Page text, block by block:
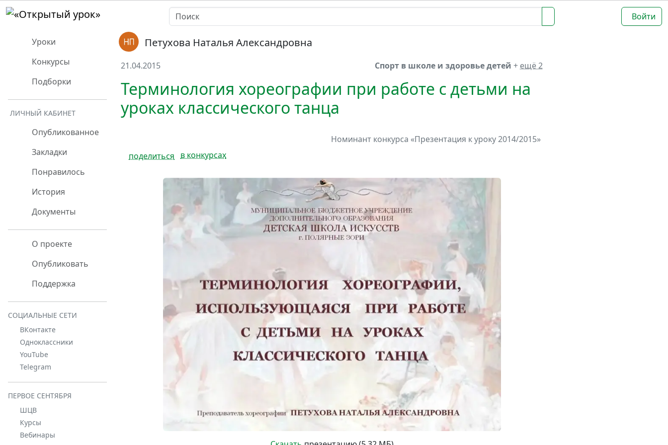
Войти
Уроки
Конкурсы
Подборки
ЛИЧНЫЙ КАБИНЕТ
Опубликованное
Закладки
Понравилось
История
Документы
О проекте
Опубликовать
Поддержка
СОЦИАЛЬНЫЕ СЕТИ
ВКонтакте
Одноклассники
YouTube
Telegram
ПЕРВОЕ СЕНТЯБРЯ
ШЦВ
Курсы
Вебинары
Петухова Наталья Александровна
21.04.2015 Спорт в школе и здоровье детей + ещё 2
Терминология хореографии при работе с детьми на
уроках классического танца
Номинант конкурса «Презентация к уроку 2014/2015»
поделиться
в конкурсах